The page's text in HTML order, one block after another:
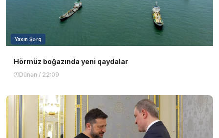
Yaxın Şərq
Hörmüz boğazında yeni qaydalar
Dünən / 22:09